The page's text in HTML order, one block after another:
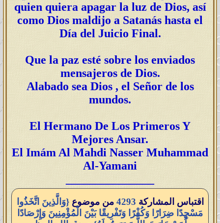
quien quiera apagar la luz de Dios, así
como Dios maldijo a Satanás hasta el
Día del Juicio Final.
Que la paz esté sobre los enviados
mensajeros de Dios.
Alabado sea Dios , el Señor de los
mundos.
El Hermano De Los Primeros Y
Mejores Ansar.
El Imám Al Mahdi Nasser Muhammad
Al-Yamani
اقتباس المشاركة 4293 من موضوع{وَالَّذِينَ اتَّخَذُوا
مَسْجِدًا ضِرَارًا وَكُفْرًا وَتَفْرِيقًا بَيْنَ الْمُؤْمِنِينَ وَإِرْصَادًا